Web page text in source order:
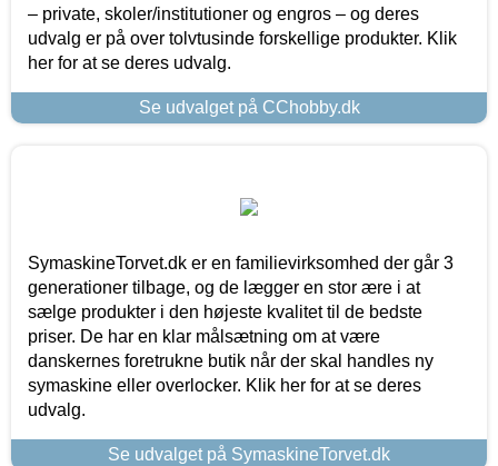
– private, skoler/institutioner og engros – og deres
udvalg er på over tolvtusinde forskellige produkter. Klik
her for at se deres udvalg.
Se udvalget på CChobby.dk
SymaskineTorvet.dk er en familievirksomhed der går 3
generationer tilbage, og de lægger en stor ære i at
sælge produkter i den højeste kvalitet til de bedste
priser. De har en klar målsætning om at være
danskernes foretrukne butik når der skal handles ny
symaskine eller overlocker. Klik her for at se deres
udvalg.
Se udvalget på SymaskineTorvet.dk